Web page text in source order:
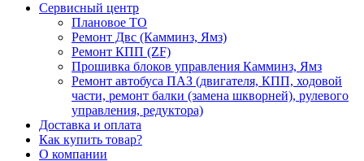
Сервисный центр
Плановое ТО
Ремонт Двс (Камминз, Ямз)
Ремонт КПП (ZF)
Прошивка блоков управления Камминз, Ямз
Ремонт автобуса ПАЗ (двигателя, КПП, ходовой
части, ремонт балки (замена шкворней), рулевого
управления, редуктора)
Доставка и оплата
Как купить товар?
О компании